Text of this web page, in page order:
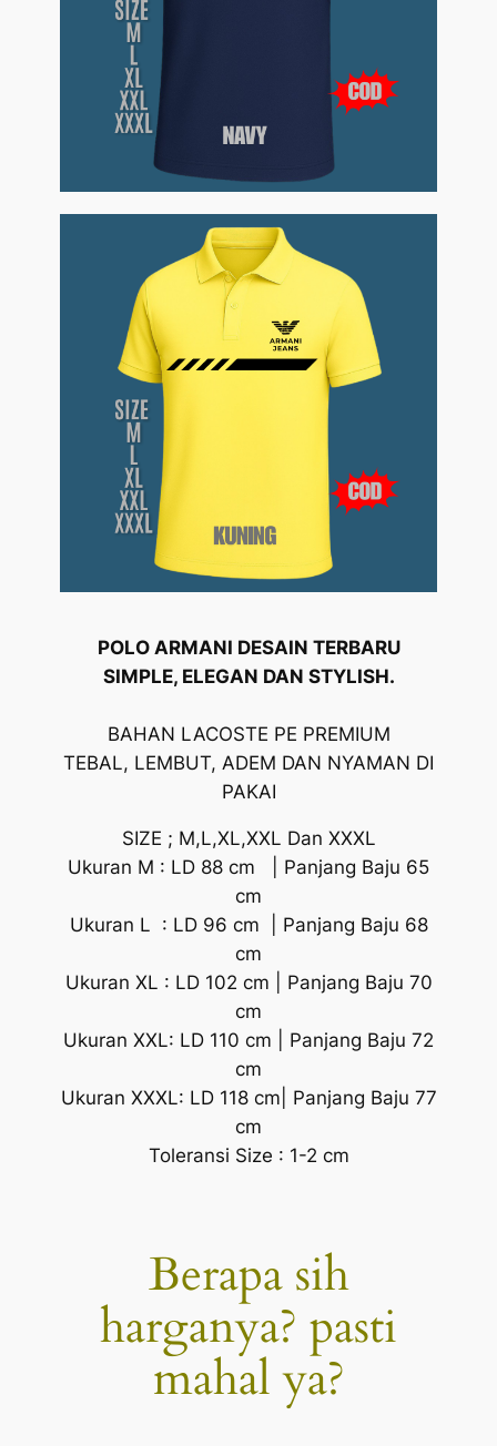
POLO ARMANI DESAIN TERBARU
SIMPLE, ELEGAN DAN STYLISH.
BAHAN LACOSTE PE PREMIUM
TEBAL, LEMBUT, ADEM DAN NYAMAN DI
PAKAI
SIZE ; M,L,XL,XXL Dan XXXL
Ukuran M : LD 88 cm | Panjang Baju 65
cm
Ukuran L : LD 96 cm | Panjang Baju 68
cm
Ukuran XL : LD 102 cm | Panjang Baju 70
cm
Ukuran XXL: LD 110 cm | Panjang Baju 72
cm
Ukuran XXXL: LD 118 cm| Panjang Baju 77
cm
Toleransi Size : 1-2 cm
Berapa sih
harganya? pasti
mahal ya?